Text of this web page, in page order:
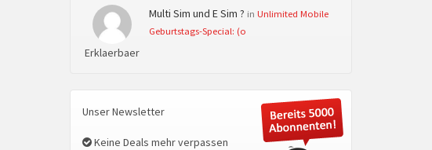
Erklaerbaer
Multi Sim und E Sim ? in Unlimited Mobile
Geburtstags-Special: (o
Unser Newsletter
Keine Deals mehr verpassen